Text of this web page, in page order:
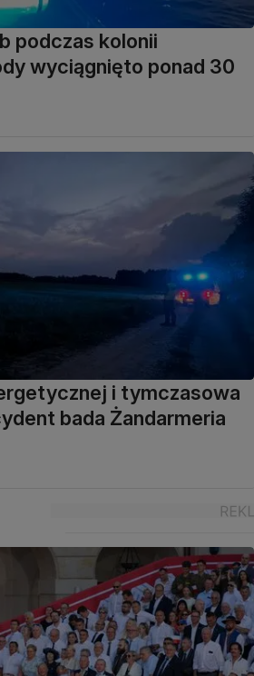
podczas kolonii
wyciągnięto ponad 30
i tymczasowa
bada Żandarmeria